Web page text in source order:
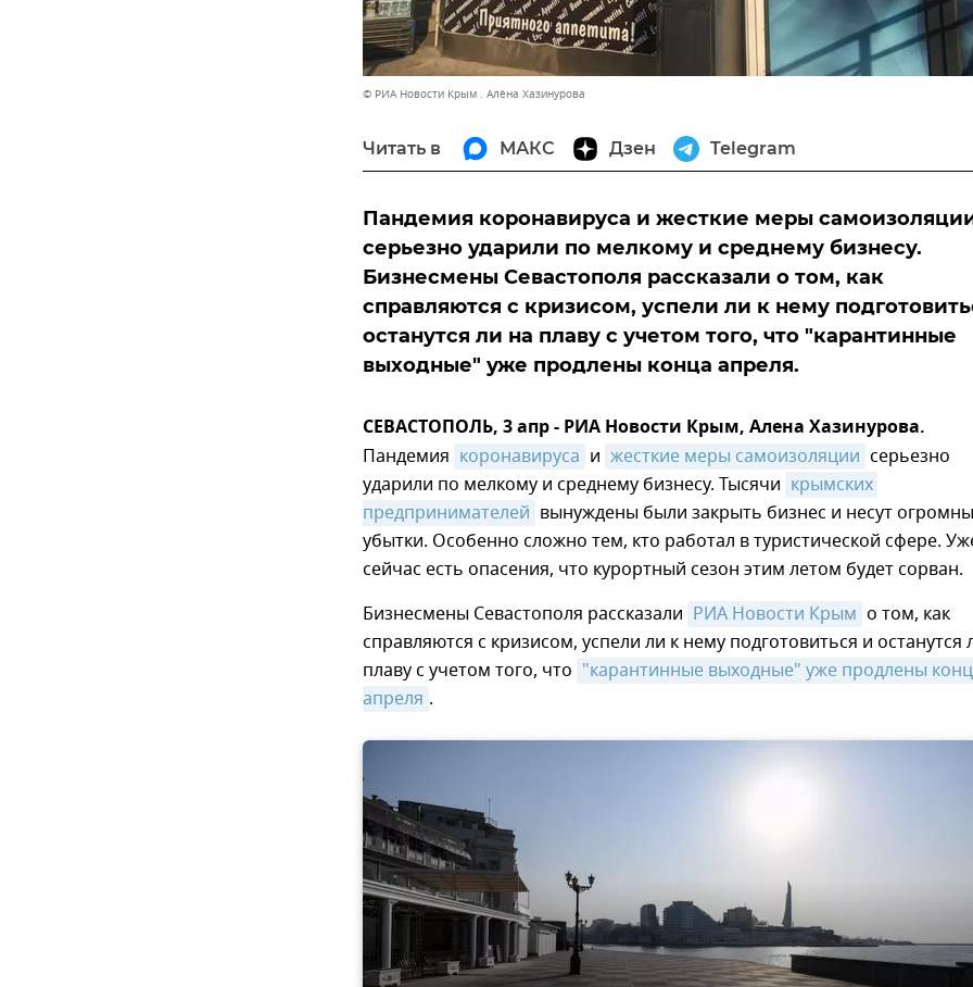
© РИА Новости Крым . Алёна Хазинурова
Читать в МАКС Дзен Telegram
Пандемия коронавируса и жесткие меры
серьезно ударили по мелкому и среднему бизнесу.
Бизнесмены Севастополя рассказали о том, как
справляются с кризисом, успели ли к нему
останутся ли на плаву с учетом того, что "карантинные
выходные" уже продлены конца апреля.
СЕВАСТОПОЛЬ, 3 апр - РИА Новости Крым, Алена Хазинурова.
Пандемия коронавируса и жесткие меры самоизоляции серьезно
ударили по мелкому и среднему бизнесу. Тысячи крымских
предпринимателей вынуждены были закрыть бизнес и несут
убытки. Особенно сложно тем, кто работал в туристической сфере.
сейчас есть опасения, что курортный сезон этим летом будет сорван.
Бизнесмены Севастополя рассказали РИА Новости Крым о том, как
справляются с кризисом, успели ли к нему подготовиться и останутся
плаву с учетом того, что "карантинные выходные" уже продлены
апреля .